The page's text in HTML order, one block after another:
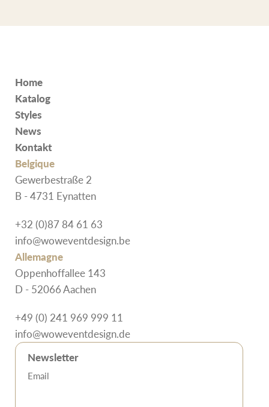
Home
Katalog
Styles
News
Kontakt
Belgique
Gewerbestraße 2
B - 4731 Eynatten
+32 (0)87 84 61 63
info@woweventdesign.be
Allemagne
Oppenhoffallee 143
D - 52066 Aachen
+49 (0) 241 969 999 11
info@woweventdesign.de
Newsletter
Email